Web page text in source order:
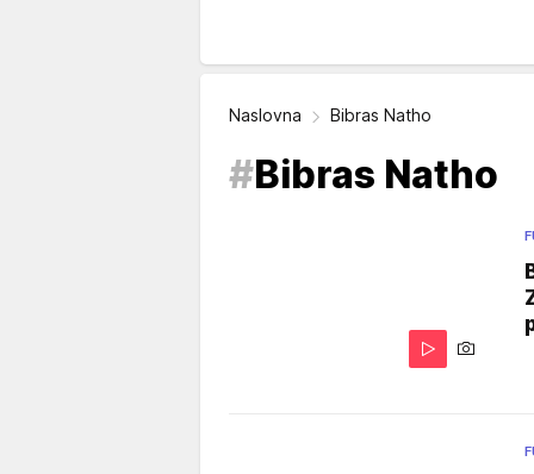
Naslovna Bibras Natho
#Bibras Natho